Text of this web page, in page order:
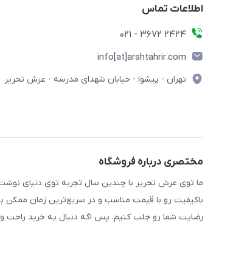
اطلاعات تماس
2424 3672 - 021
info[at]arshtahrir.com
تهران - پیشوا - خیابان شهدای مدرسه - عرش تحریر
مختصری درباره فروشگاه
ما توی عرش تحریر با چندین سال تجربه توی دنیای
باکیفیت رو با قیمت مناسب و در سریع‌ترین زمان
رضایت شما رو جلب کنیم. پس اگه دنبال یه خرید راحت